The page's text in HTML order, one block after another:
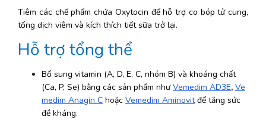
Tiêm các chế phẩm chứa Oxytocin để hỗ trợ co bóp tử cung,
tống dịch viêm và kích thích tiết sữa trở lại.
Hỗ trợ tổng thể
Bổ sung vitamin (A, D, E, C, nhóm B) và khoáng chất
(Ca, P, Se) bằng các sản phẩm như Vemedim AD3E, Ve
medim Anagin C hoặc Vemedim Aminovit để tăng sức
đề kháng.